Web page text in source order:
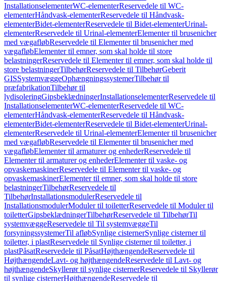
InstallationselementerWC-elementerReservedele til WC-
elementerHåndvask-elementerReservedele til Håndvask-
elementerBidet-elementerReservedele til Bidet-elementerUrinal-
elementerReservedele til Urinal-elementerElementer til brusenicher
med vægafløbReservedele til Elementer til brusenicher med
vægafløbElementer til emner, som skal holde til store
belastningerReservedele til Elementer til emner, som skal holde til
store belastningerTilbehørReservedele til TilbehørGeberit
GISSystemvæggeOphængningssystemerTilbehør til
præfabrikationTilbehør til
lydisoleringGipsbeklædningerInstallationselementerReservedele til
InstallationselementerWC-elementerReservedele til WC-
elementerHåndvask-elementerReservedele til Håndvask-
elementerBidet-elementerReservedele til Bidet-elementerUrinal-
elementerReservedele til Urinal-elementerElementer til brusenicher
med vægafløbReservedele til Elementer til brusenicher med
vægafløbElementer til armaturer og enhederReservedele til
Elementer til armaturer og enhederElementer til vaske- og
opvaskemaskinerReservedele til Elementer til vaske- og
opvaskemaskinerElementer til emner, som skal holde til store
belastningerTilbehørReservedele til
TilbehørInstallationsmodulerReservedele til
InstallationsmodulerModuler til toiletterReservedele til Moduler til
toiletterGipsbeklædningerTilbehørReservedele til TilbehørTil
systemvæggeReservedele til Til systemvæggeTil
forsyningssystemerTil afløbSynlige cisternerSynlige cisterner til
toiletter, i plastReservedele til Synlige cisterner til toiletter, i
plastPåsatReservedele til PåsatHøjthængendeReservedele til
HøjthængendeLavt- og højthængendeReservedele til Lavt- og
højthængendeSkyllerør til synlige cisternerReservedele til Skyllerør
til synlige cisternerHøjthængendeReservedele til